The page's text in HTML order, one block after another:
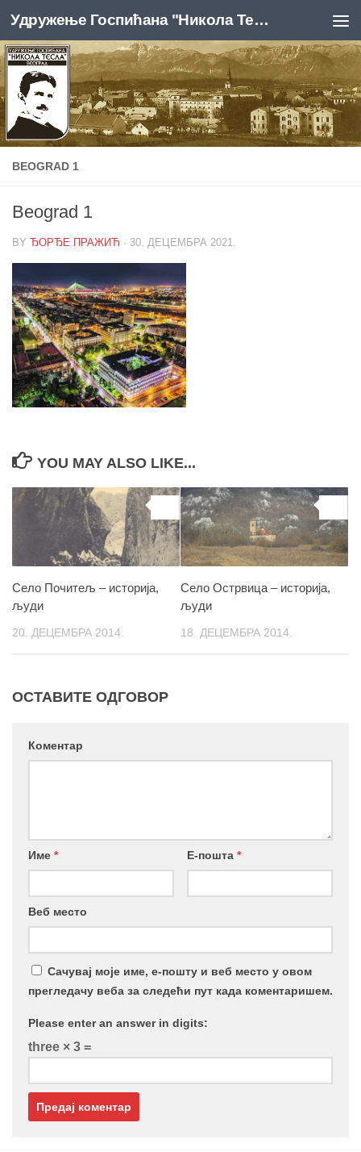
Skip to content Удружење Госпићана "Никола Тесла", Београд
BEOGRAD 1
Beograd 1
BY ЂОРЂЕ ПРАЖИЋ · 30. ДЕЦЕМБРА 2021.
YOU MAY ALSO LIKE...
Село Почитељ – историја,
људи
20. ДЕЦЕМБРА 2014.
Село Острвица – историја,
људи
18. ДЕЦЕМБРА 2014.
ОСТАВИТЕ ОДГОВОР
Коментар
Име * Е-пошта *
Веб место
Сачувај моје име, е-пошту и веб место у овом
прегледачу веба за следећи пут када коментаришем.
Please enter an answer in digits:
three × 3 =